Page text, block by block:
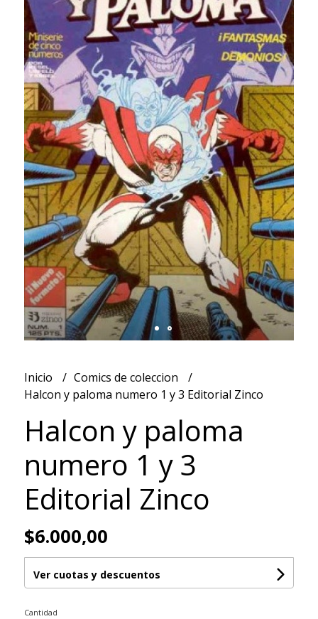
Inicio
Comics de coleccion
Halcon y paloma numero 1 y 3 Editorial Zinco
Halcon y paloma
numero 1 y 3
Editorial Zinco
$6.000,00
Ver cuotas y descuentos
Cantidad